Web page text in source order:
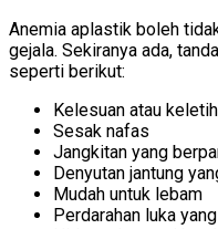
Anemia aplastik boleh
gejala. Sekiranya ada,
seperti berikut:
Kelesuan atau
Sesak nafas
Jangkitan yang
Denyutan jantung
Mudah untuk lebam
Perdarahan luka